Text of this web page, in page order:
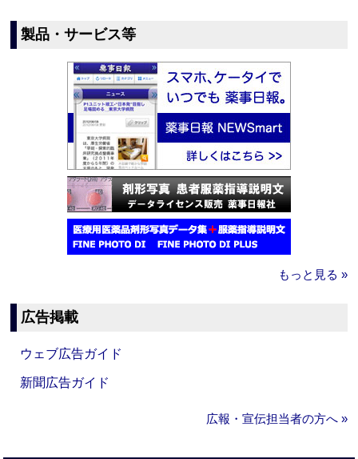
製品・サービス等
もっと見る »
広告掲載
ウェブ広告ガイド
新聞広告ガイド
広報・宣伝担当者の方へ »